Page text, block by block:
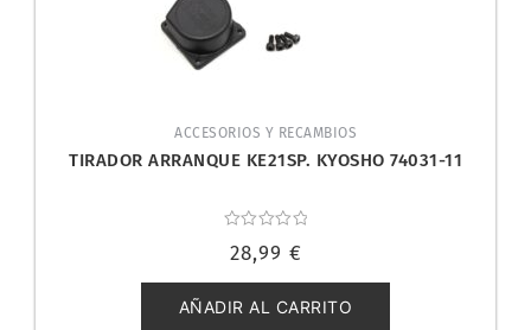
ACCESORIOS Y RECAMBIOS
TIRADOR ARRANQUE KE21SP. KYOSHO 74031-11
con
de
5
28,99 €
AÑADIR AL CARRITO